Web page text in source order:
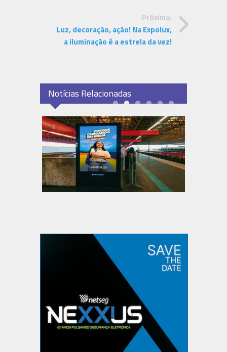
Próxima:
Luz, decoração, ação! Na Expolux,
a iluminação é a estrela da vez!
Notícias Relacionadas